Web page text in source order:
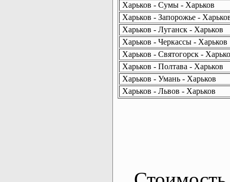
Харьков - Сумы - Харьков
Харьков - Запорожье -
Харьков - Луганск - Харьков
Харьков - Черкассы - Харьков
Харьков - Святогорск -
Харьков - Полтава - Харьков
Харьков - Умань - Харьков
Харьков - Львов - Харьков